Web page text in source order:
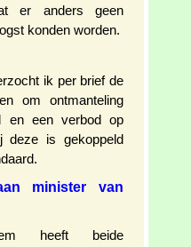
er anders geen
konden worden.
ik per brief de
om ontmanteling
en een verbod op
deze is gekoppeld
minister van
heeft beide